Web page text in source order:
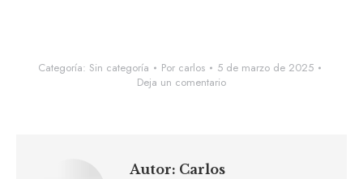
Categoría: Sin categoría Por carlos
5 de marzo de 2025
Deja un comentario
Autor: Carlos